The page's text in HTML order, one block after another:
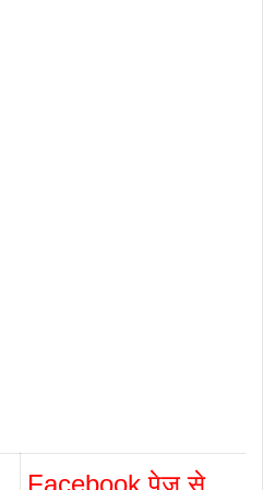
Facebook पेज से